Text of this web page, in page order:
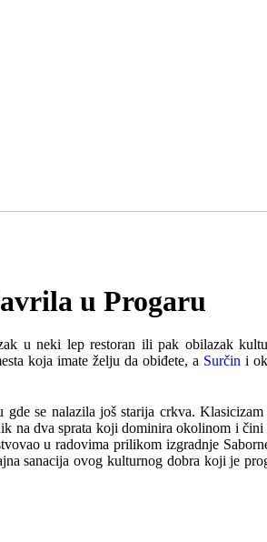
u Progaru
u neki lep restoran ili pak obilazak
koja imate želju da obiđete, a Surčin i
se nalazila još starija crkva.
na dva sprata koji dominira okolinom i
u radovima prilikom izgradnje
sanacija ovog kulturnog dobra koji je